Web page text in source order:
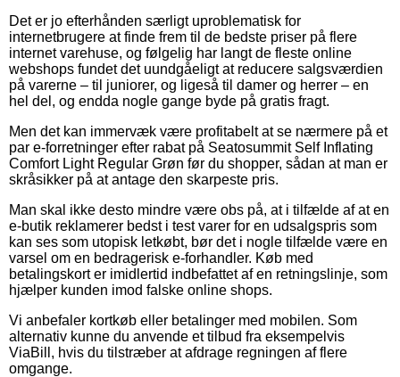
Det er jo efterhånden særligt uproblematisk for
internetbrugere at finde frem til de bedste priser på flere
internet varehuse, og følgelig har langt de fleste online
webshops fundet det uundgåeligt at reducere salgsværdien
på varerne – til juniorer, og ligeså til damer og herrer – en
hel del, og endda nogle gange byde på gratis fragt.
Men det kan immervæk være profitabelt at se nærmere på et
par e-forretninger efter rabat på Seatosummit Self Inflating
Comfort Light Regular Grøn før du shopper, sådan at man er
skråsikker på at antage den skarpeste pris.
Man skal ikke desto mindre være obs på, at i tilfælde af at en
e-butik reklamerer bedst i test varer for en udsalgspris som
kan ses som utopisk letkøbt, bør det i nogle tilfælde være en
varsel om en bedragerisk e-forhandler. Køb med
betalingskort er imidlertid indbefattet af en retningslinje, som
hjælper kunden imod falske online shops.
Vi anbefaler kortkøb eller betalinger med mobilen. Som
alternativ kunne du anvende et tilbud fra eksempelvis
ViaBill, hvis du tilstræber at afdrage regningen af flere
omgange.